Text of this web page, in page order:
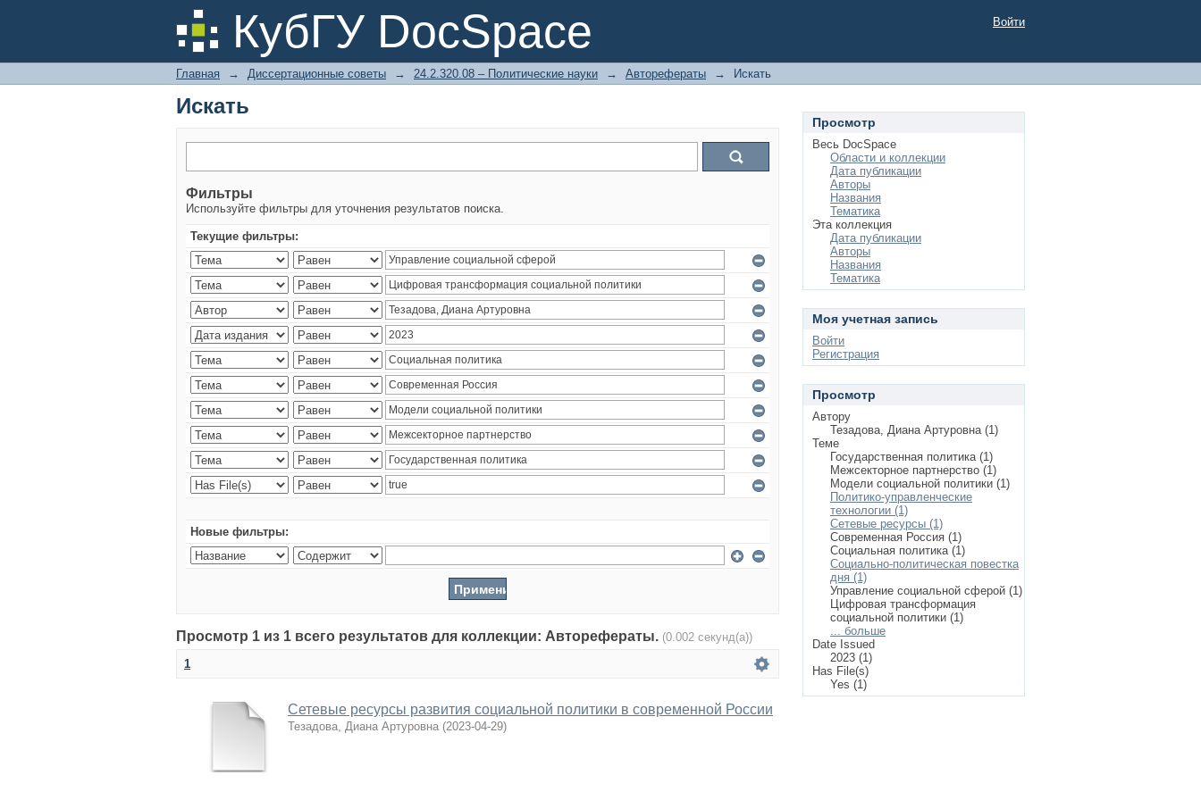
КубГУ DocSpace
Искать Войти
Главная → Диссертационные советы → 24.2.320.08 – Политические науки → Авторефераты → Искать
Искать
Фильтры
Используйте фильтры для уточнения результатов поиска.
Текущие фильтры:
Новые фильтры:
Просмотр 1 из 1 всего результатов для коллекции: Авторефераты. (0.002 секунд(а))
1
Сетевые ресурсы развития социальной политики в современной России
Тезадова, Диана Артуровна (2023-04-29)
Просмотр
Весь DocSpace
Области и коллекции
Дата публикации
Авторы
Названия
Тематика
Эта коллекция
Дата публикации
Авторы
Названия
Тематика
Моя учетная запись
Войти
Регистрация
Просмотр
Автору
Тезадова, Диана Артуровна (1)
Теме
Государственная политика (1)
Межсекторное партнерство (1)
Модели социальной политики (1)
Политико-управленческие
технологии (1)
Сетевые ресурсы (1)
Современная Россия (1)
Социальная политика (1)
Социально-политическая повестка
дня (1)
Управление социальной сферой (1)
Цифровая трансформация
социальной политики (1)
... больше
Date Issued
2023 (1)
Has File(s)
Yes (1)